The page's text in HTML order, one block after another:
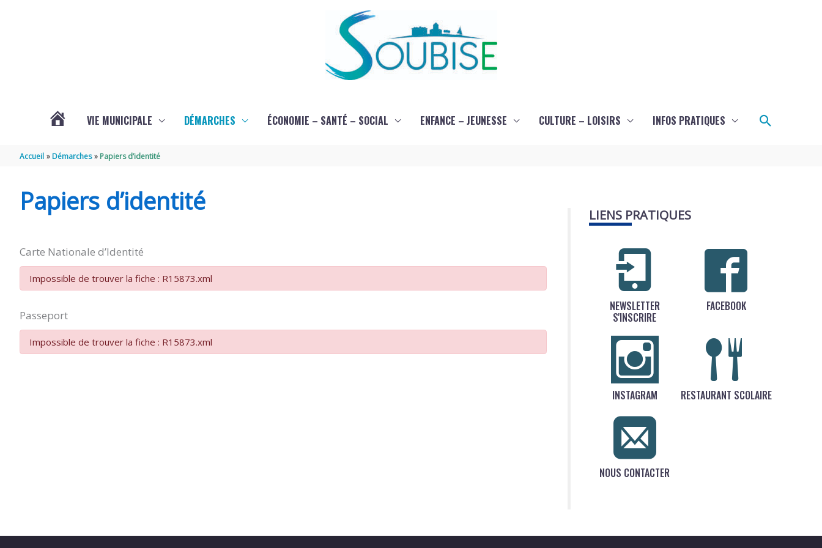
SOUBISE
VIE MUNICIPALE DÉMARCHES ÉCONOMIE – SANTÉ – SOCIAL ENFANCE – JEUNESSE CULTURE – LOISIRS INFOS PRATIQUES
Accueil Démarches Papiers d’identité
Papiers d’identité
Carte Nationale d’Identité
Impossible de trouver la fiche : R15873.xml
Passeport
Impossible de trouver la fiche : R15873.xml
LIENS PRATIQUES
NEWSLETTER
S'INSCRIRE
FACEBOOK
INSTAGRAM RESTAURANT SCOLAIRE
NOUS CONTACTER